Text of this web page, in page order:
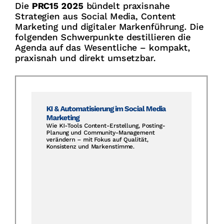
Die PRC15 2025 bündelt praxisnahe
Strategien aus Social Media, Content
Marketing und digitaler Markenführung. Die
folgenden Schwerpunkte destillieren die
Agenda auf das Wesentliche – kompakt,
praxisnah und direkt umsetzbar.
KI & Automatisierung im Social Media
Marketing
Wie KI-Tools Content-Erstellung, Posting-
Planung und Community-Management
verändern – mit Fokus auf Qualität,
Konsistenz und Markenstimme.